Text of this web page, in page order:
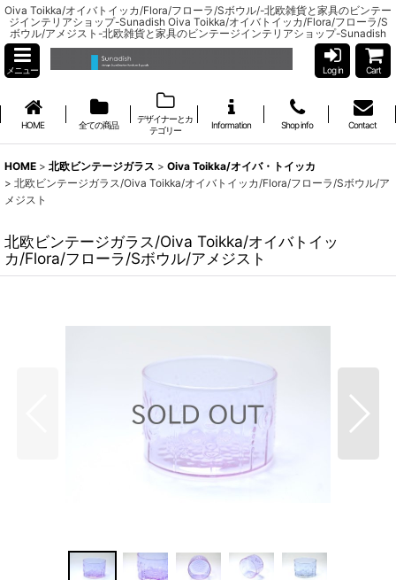
Oiva Toikka/オイバトイッカ/Flora/フローラ/Sボウル/-北欧雑貨と家具のビンテー
ジインテリアショップ-Sunadish Oiva Toikka/オイバトイッカ/Flora/フローラ/S
ボウル/アメジスト-北欧雑貨と家具のビンテージインテリアショップ-Sunadish
メニュー Log in Cart
HOME 全ての商品
デザイナーとカ
テゴリー
Information Shop info Contact
HOME > 北欧ビンテージガラス > Oiva Toikka/オイバ・トイッカ
> 北欧ビンテージガラス/Oiva Toikka/オイバトイッカ/Flora/フローラ/Sボウル/ア
メジスト
北欧ビンテージガラス/Oiva Toikka/オイバトイッ
カ/Flora/フローラ/Sボウル/アメジスト